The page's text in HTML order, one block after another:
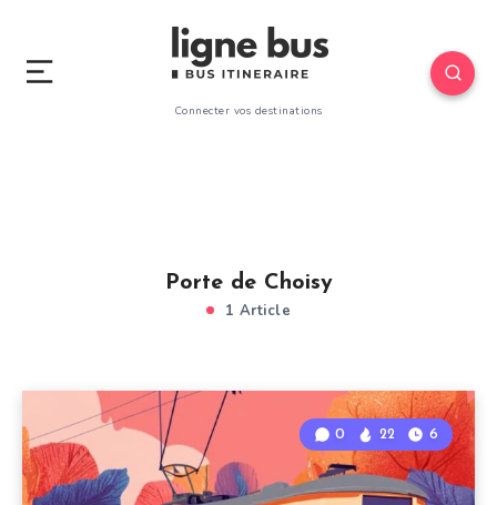
Connecter vos destinations
Porte de Choisy
1 Article
0 22 6